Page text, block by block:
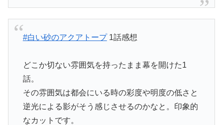
#白い砂のアクアトープ1話感想
どこか切ない雰囲気を持ったまま幕を開けた1
話。
その雰囲気は都会にいる時の彩度や明度の低さと
逆光による影がそう感じさせるのかなと。印象的
なカットです。